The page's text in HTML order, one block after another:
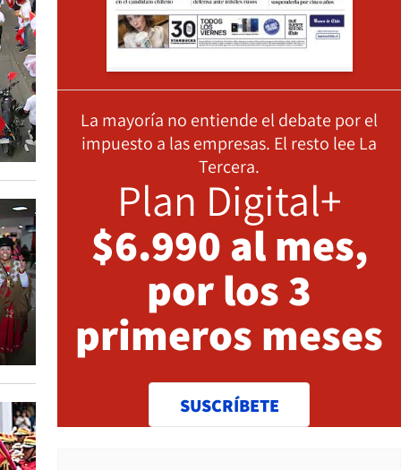
La mayoría no entiende el debate por el
impuesto a las empresas. El resto lee La
Tercera.
Plan Digital+
$6.990 al mes,
por los 3
primeros meses
SUSCRÍBETE